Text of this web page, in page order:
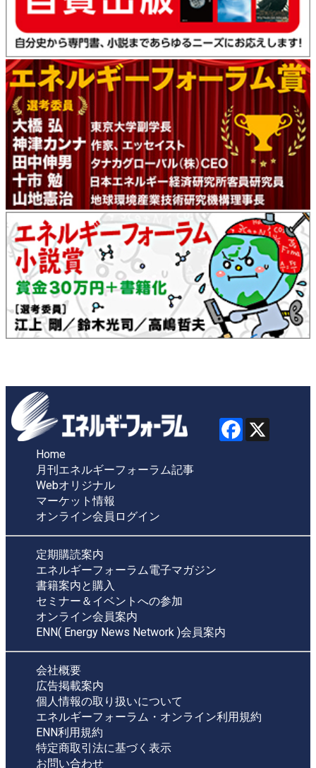
Home
月刊エネルギーフォーラム記事
Webオリジナル
マーケット情報
オンライン会員ログイン
定期購読案内
エネルギーフォーラム電子マガジン
書籍案内と購入
セミナー＆イベントへの参加
オンライン会員案内
ENN( Energy News Network )会員案内
会社概要
広告掲載案内
個人情報の取り扱いについて
エネルギーフォーラム・オンライン利用規約
ENN利用規約
特定商取引法に基づく表示
お問い合わせ